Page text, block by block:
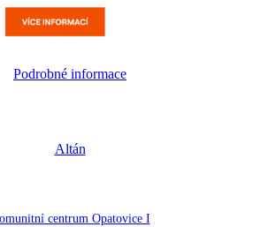
Podrobné informace
Altán
centrum Opatovice I